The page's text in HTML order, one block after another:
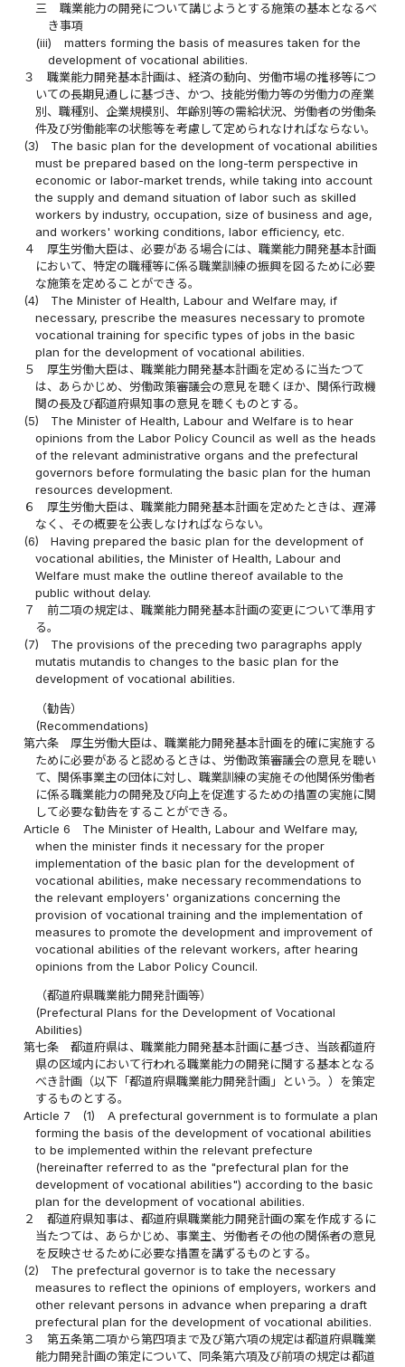
三
職業能力の開発について講じようとする施策の基本となるべ
き事項
(iii)
matters forming the basis of measures taken for the
development of vocational abilities.
３
職業能力開発基本計画は、経済の動向、労働市場の推移等につ
いての長期見通しに基づき、かつ、技能労働力等の労働力の産業
別、職種別、企業規模別、年齢別等の需給状況、労働者の労働条
件及び労働能率の状態等を考慮して定められなければならない。
(3)
The basic plan for the development of vocational abilities
must be prepared based on the long-term perspective in
economic or labor-market trends, while taking into account
the supply and demand situation of labor such as skilled
workers by industry, occupation, size of business and age,
and workers' working conditions, labor efficiency, etc.
４
厚生労働大臣は、必要がある場合には、職業能力開発基本計画
において、特定の職種等に係る職業訓練の振興を図るために必要
な施策を定めることができる。
(4)
The Minister of Health, Labour and Welfare may, if
necessary, prescribe the measures necessary to promote
vocational training for specific types of jobs in the basic
plan for the development of vocational abilities.
５
厚生労働大臣は、職業能力開発基本計画を定めるに当たつて
は、あらかじめ、労働政策審議会の意見を聴くほか、関係行政機
関の長及び都道府県知事の意見を聴くものとする。
(5)
The Minister of Health, Labour and Welfare is to hear
opinions from the Labor Policy Council as well as the heads
of the relevant administrative organs and the prefectural
governors before formulating the basic plan for the human
resources development.
６
厚生労働大臣は、職業能力開発基本計画を定めたときは、遅滞
なく、その概要を公表しなければならない。
(6)
Having prepared the basic plan for the development of
vocational abilities, the Minister of Health, Labour and
Welfare must make the outline thereof available to the
public without delay.
７
前二項の規定は、職業能力開発基本計画の変更について準用す
る。
(7)
The provisions of the preceding two paragraphs apply
mutatis mutandis to changes to the basic plan for the
development of vocational abilities.
（勧告）
(Recommendations)
第六条
厚生労働大臣は、職業能力開発基本計画を的確に実施する
ために必要があると認めるときは、労働政策審議会の意見を聴い
て、関係事業主の団体に対し、職業訓練の実施その他関係労働者
に係る職業能力の開発及び向上を促進するための措置の実施に関
して必要な勧告をすることができる。
Article 6
The Minister of Health, Labour and Welfare may,
when the minister finds it necessary for the proper
implementation of the basic plan for the development of
vocational abilities, make necessary recommendations to
the relevant employers' organizations concerning the
provision of vocational training and the implementation of
measures to promote the development and improvement of
vocational abilities of the relevant workers, after hearing
opinions from the Labor Policy Council.
（都道府県職業能力開発計画等）
(Prefectural Plans for the Development of Vocational
Abilities)
第七条
都道府県は、職業能力開発基本計画に基づき、当該都道府
県の区域内において行われる職業能力の開発に関する基本となる
べき計画（以下「都道府県職業能力開発計画」という。）を策定
するものとする。
Article 7
(1)
A prefectural government is to formulate a plan
forming the basis of the development of vocational abilities
to be implemented within the relevant prefecture
(hereinafter referred to as the "prefectural plan for the
development of vocational abilities") according to the basic
plan for the development of vocational abilities.
２
都道府県知事は、都道府県職業能力開発計画の案を作成するに
当たつては、あらかじめ、事業主、労働者その他の関係者の意見
を反映させるために必要な措置を講ずるものとする。
(2)
The prefectural governor is to take the necessary
measures to reflect the opinions of employers, workers and
other relevant persons in advance when preparing a draft
prefectural plan for the development of vocational abilities.
３
第五条第二項から第四項まで及び第六項の規定は都道府県職業
能力開発計画の策定について、同条第六項及び前項の規定は都道